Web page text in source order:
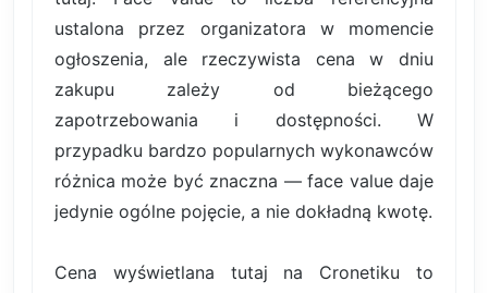
ustalona przez organizatora w momencie
ogłoszenia, ale rzeczywista cena w dniu
zakupu zależy od bieżącego
zapotrzebowania i dostępności. W
przypadku bardzo popularnych wykonawców
różnica może być znaczna — face value daje
jedynie ogólne pojęcie, a nie dokładną kwotę.
Cena wyświetlana tutaj na Cronetiku to